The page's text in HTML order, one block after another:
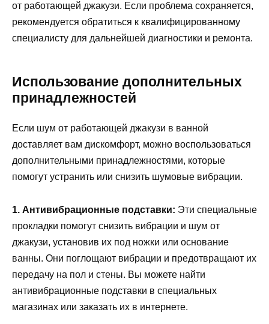
от работающей джакузи. Если проблема сохраняется,
рекомендуется обратиться к квалифицированному
специалисту для дальнейшей диагностики и ремонта.
Использование дополнительных
принадлежностей
Если шум от работающей джакузи в ванной
доставляет вам дискомфорт, можно воспользоваться
дополнительными принадлежностями, которые
помогут устранить или снизить шумовые вибрации.
1. Антивибрационные подставки: Эти специальные
прокладки помогут снизить вибрации и шум от
джакузи, установив их под ножки или основание
ванны. Они поглощают вибрации и предотвращают их
передачу на пол и стены. Вы можете найти
антивибрационные подставки в специальных
магазинах или заказать их в интернете.